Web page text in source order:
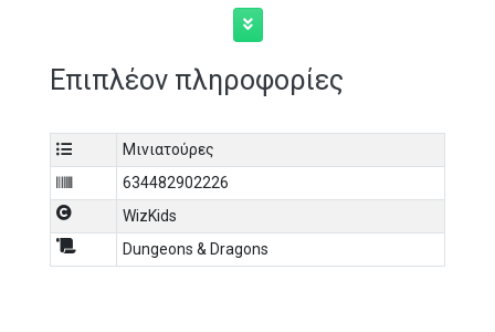
Επιπλέον πληροφορίες
Μινιατούρες
634482902226
WizKids
Dungeons & Dragons